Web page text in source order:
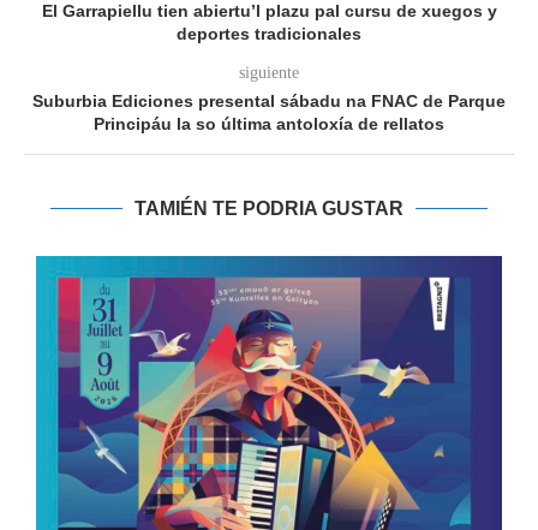
El Garrapiellu tien abiertu’l plazu pal cursu de xuegos y
deportes tradicionales
siguiente
Suburbia Ediciones presental sábadu na FNAC de Parque
Principáu la so última antoloxía de rellatos
TAMIÉN TE PODRIA GUSTAR